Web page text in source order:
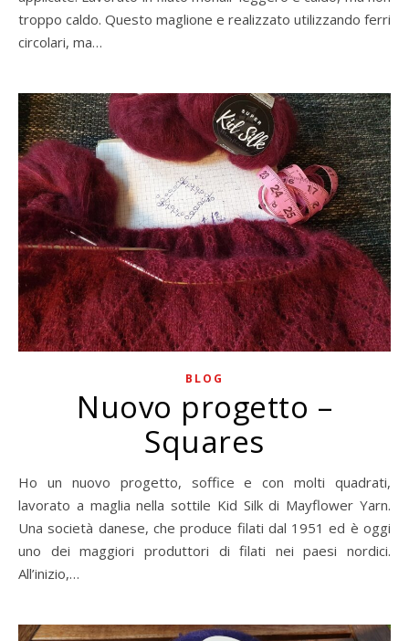
troppo caldo. Questo maglione e realizzato utilizzando ferri
circolari, ma…
BLOG
Nuovo progetto –
Squares
Ho un nuovo progetto, soffice e con molti quadrati,
lavorato a maglia nella sottile Kid Silk di Mayflower Yarn.
Una società danese, che produce filati dal 1951 ed è oggi
uno dei maggiori produttori di filati nei paesi nordici.
All’inizio,…